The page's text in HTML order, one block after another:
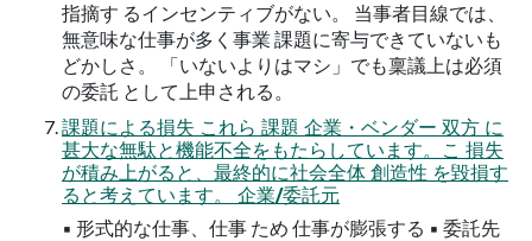
指摘す るインセンティブがない。 当事者目線では、
無意味な仕事が多く事業 課題に寄与できていないも
どかしさ。 「いないよりはマシ」でも稟議上は必須
の委託 として上申される。
課題による損失 これら 課題 企業・ベンダー 双方 に
甚大な無駄と機能不全をもたらしています。こ 損失
が積み上がると、最終的に社会全体 創造性 を毀損す
ると考えています。 企業/委託元
▪ 形式的な仕事、仕事 ため 仕事が膨張する ▪ 委託先